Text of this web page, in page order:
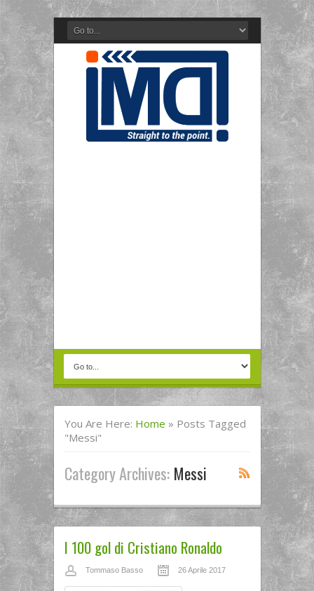
You Are Here: Home » Posts Tagged
"Messi"
Category Archives: Messi
I 100 gol di Cristiano Ronaldo
Tommaso Basso 26 Aprile 2017